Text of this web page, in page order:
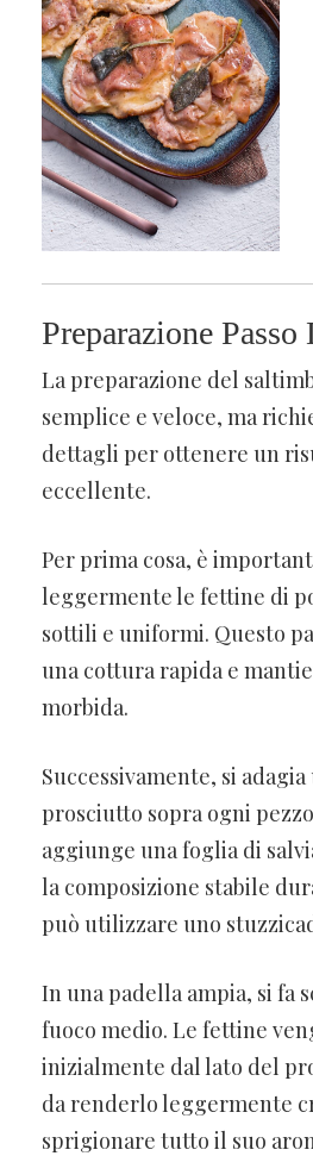
Preparazione Passo
La preparazione del
semplice e veloce, ma
dettagli per ottenere un
eccellente.
Per prima cosa, è
leggermente le fettine di
sottili e uniformi. Questo
una cottura rapida e
morbida.
Successivamente, si
prosciutto sopra ogni
aggiunge una foglia di
la composizione stabile
può utilizzare uno
In una padella ampia, si fa
fuoco medio. Le fettine
inizialmente dal lato del
da renderlo leggermente
sprigionare tutto il suo